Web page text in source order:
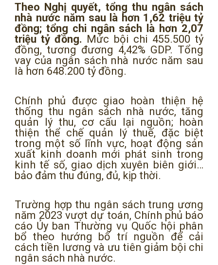
Theo Nghị quyết, tổng thu ngân sách
nhà nước năm sau là hơn 1,62 triệu tỷ
đồng; tổng chi ngân sách là hơn 2,07
triệu tỷ đồng. Mức bội chi 455.500 tỷ
đồng, tương đương 4,42% GDP. Tổng
vay của ngân sách nhà nước năm sau
là hơn 648.200 tỷ đồng.
Chính phủ được giao hoàn thiện hệ
thống thu ngân sách nhà nước, tăng
quản lý thu, cơ cấu lại nguồn; hoàn
thiện thể chế quản lý thuế, đặc biệt
trong một số lĩnh vực, hoạt động sản
xuất kinh doanh mới phát sinh trong
kinh tế số, giao dịch xuyên biên giới…
bảo đảm thu đúng, đủ, kịp thời.
Trường hợp thu ngân sách trung ương
năm 2023 vượt dự toán, Chính phủ báo
cáo Ủy ban Thường vụ Quốc hội phân
bổ theo hướng bố trí nguồn để cải
cách tiền lương và ưu tiên giảm bội chi
ngân sách nhà nước.